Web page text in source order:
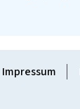
Impressum